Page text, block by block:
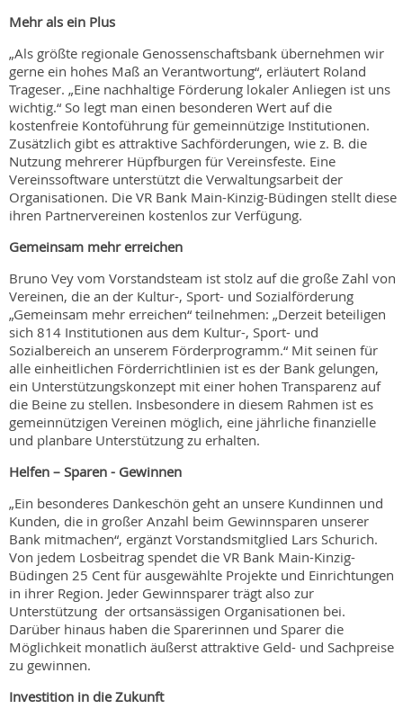
Mehr als ein Plus
„Als größte regionale Genossenschaftsbank übernehmen wir
gerne ein hohes Maß an Verantwortung“, erläutert Roland
Trageser. „Eine nachhaltige Förderung lokaler Anliegen ist uns
wichtig.“ So legt man einen besonderen Wert auf die
kostenfreie Kontoführung für gemeinnützige Institutionen.
Zusätzlich gibt es attraktive Sachförderungen, wie z. B. die
Nutzung mehrerer Hüpfburgen für Vereinsfeste. Eine
Vereinssoftware unterstützt die Verwaltungsarbeit der
Organisationen. Die VR Bank Main-Kinzig-Büdingen stellt diese
ihren Partnervereinen kostenlos zur Verfügung.
Gemeinsam mehr erreichen
Bruno Vey vom Vorstandsteam ist stolz auf die große Zahl von
Vereinen, die an der Kultur-, Sport- und Sozialförderung
„Gemeinsam mehr erreichen“ teilnehmen: „Derzeit beteiligen
sich 814 Institutionen aus dem Kultur-, Sport- und
Sozialbereich an unserem Förderprogramm.“ Mit seinen für
alle einheitlichen Förderrichtlinien ist es der Bank gelungen,
ein Unterstützungskonzept mit einer hohen Transparenz auf
die Beine zu stellen. Insbesondere in diesem Rahmen ist es
gemeinnützigen Vereinen möglich, eine jährliche finanzielle
und planbare Unterstützung zu erhalten.
Helfen – Sparen - Gewinnen
„Ein besonderes Dankeschön geht an unsere Kundinnen und
Kunden, die in großer Anzahl beim Gewinnsparen unserer
Bank mitmachen“, ergänzt Vorstandsmitglied Lars Schurich.
Von jedem Losbeitrag spendet die VR Bank Main-Kinzig-
Büdingen 25 Cent für ausgewählte Projekte und Einrichtungen
in ihrer Region. Jeder Gewinnsparer trägt also zur
Unterstützung der ortsansässigen Organisationen bei.
Darüber hinaus haben die Sparerinnen und Sparer die
Möglichkeit monatlich äußerst attraktive Geld- und Sachpreise
zu gewinnen.
Investition in die Zukunft